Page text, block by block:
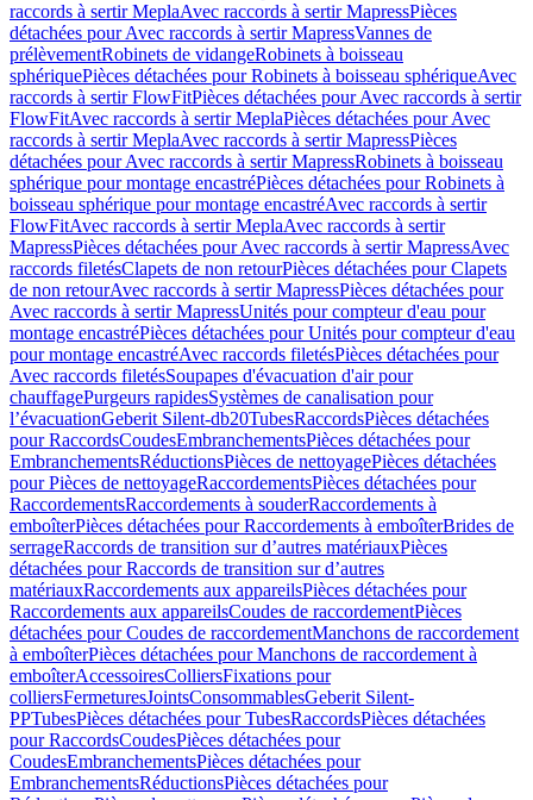
raccords à sertir MeplaAvec raccords à sertir MapressPièces
détachées pour Avec raccords à sertir MapressVannes de
prélèvementRobinets de vidangeRobinets à boisseau
sphériquePièces détachées pour Robinets à boisseau sphériqueAvec
raccords à sertir FlowFitPièces détachées pour Avec raccords à sertir
FlowFitAvec raccords à sertir MeplaPièces détachées pour Avec
raccords à sertir MeplaAvec raccords à sertir MapressPièces
détachées pour Avec raccords à sertir MapressRobinets à boisseau
sphérique pour montage encastréPièces détachées pour Robinets à
boisseau sphérique pour montage encastréAvec raccords à sertir
FlowFitAvec raccords à sertir MeplaAvec raccords à sertir
MapressPièces détachées pour Avec raccords à sertir MapressAvec
raccords filetésClapets de non retourPièces détachées pour Clapets
de non retourAvec raccords à sertir MapressPièces détachées pour
Avec raccords à sertir MapressUnités pour compteur d'eau pour
montage encastréPièces détachées pour Unités pour compteur d'eau
pour montage encastréAvec raccords filetésPièces détachées pour
Avec raccords filetésSoupapes d'évacuation d'air pour
chauffagePurgeurs rapidesSystèmes de canalisation pour
l’évacuationGeberit Silent-db20TubesRaccordsPièces détachées
pour RaccordsCoudesEmbranchementsPièces détachées pour
EmbranchementsRéductionsPièces de nettoyagePièces détachées
pour Pièces de nettoyageRaccordementsPièces détachées pour
RaccordementsRaccordements à souderRaccordements à
emboîterPièces détachées pour Raccordements à emboîterBrides de
serrageRaccords de transition sur d’autres matériauxPièces
détachées pour Raccords de transition sur d’autres
matériauxRaccordements aux appareilsPièces détachées pour
Raccordements aux appareilsCoudes de raccordementPièces
détachées pour Coudes de raccordementManchons de raccordement
à emboîterPièces détachées pour Manchons de raccordement à
emboîterAccessoiresColliersFixations pour
colliersFermeturesJointsConsommablesGeberit Silent-
PPTubesPièces détachées pour TubesRaccordsPièces détachées
pour RaccordsCoudesPièces détachées pour
CoudesEmbranchementsPièces détachées pour
EmbranchementsRéductionsPièces détachées pour